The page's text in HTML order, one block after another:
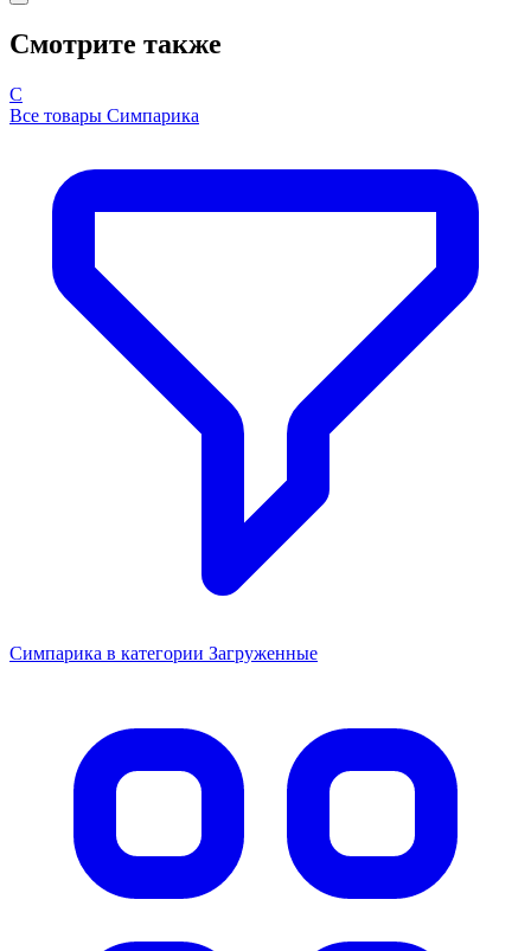
Смотрите также
С
Все товары Симпарика
Симпарика в категории Загруженные